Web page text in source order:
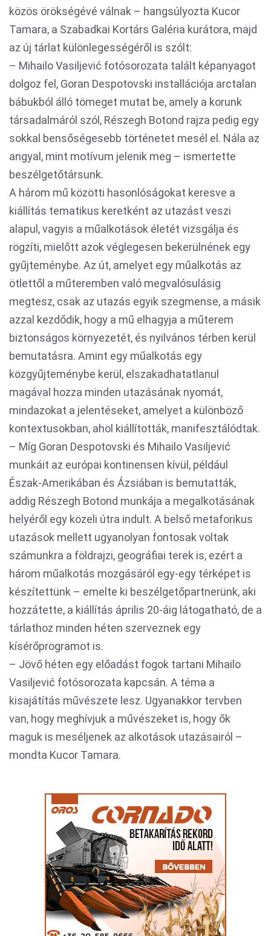
közös örökségévé válnak – hangsúlyozta Kucor
Tamara, a Szabadkai Kortárs Galéria kurátora, majd
az új tárlat különlegességéről is szólt:
– Mihailo Vasiljević fotósorozata talált képanyagot
dolgoz fel, Goran Despotovski installációja arctalan
bábukból álló tömeget mutat be, amely a korunk
társadalmáról szól, Részegh Botond rajza pedig egy
sokkal bensőségesebb történetet mesél el. Nála az
angyal, mint motívum jelenik meg – ismertette
beszélgetőtársunk.
A három mű közötti hasonlóságokat keresve a
kiállítás tematikus keretként az utazást veszi
alapul, vagyis a műalkotások életét vizsgálja és
rögzíti, mielőtt azok véglegesen bekerülnének egy
gyűjteménybe. Az út, amelyet egy műalkotás az
ötlettől a műteremben való megvalósulásig
megtesz, csak az utazás egyik szegmense, a másik
azzal kezdődik, hogy a mű elhagyja a műterem
biztonságos környezetét, és nyilvános térben kerül
bemutatásra. Amint egy műalkotás egy
közgyűjteménybe kerül, elszakadhatatlanul
magával hozza minden utazásának nyomát,
mindazokat a jelentéseket, amelyet a különböző
kontextusokban, ahol kiállították, manifesztálódtak.
– Míg Goran Despotovski és Mihailo Vasiljević
munkáit az európai kontinensen kívül, például
Észak-Amerikában és Ázsiában is bemutatták,
addig Részegh Botond munkája a megalkotásának
helyéről egy közeli útra indult. A belső metaforikus
utazások mellett ugyanolyan fontosak voltak
számunkra a földrajzi, geográfiai terek is, ezért a
három műalkotás mozgásáról egy-egy térképet is
készítettünk – emelte ki beszélgetőpartnerünk, aki
hozzátette, a kiállítás április 20-áig látogatható, de a
tárlathoz minden héten szerveznek egy
kísérőprogramot is.
– Jövő héten egy előadást fogok tartani Mihailo
Vasiljević fotósorozata kapcsán. A téma a
kisajátítás művészete lesz. Ugyanakkor tervben
van, hogy meghívjuk a művészeket is, hogy ők
maguk is meséljenek az alkotások utazásairól –
mondta Kucor Tamara.